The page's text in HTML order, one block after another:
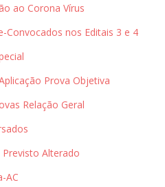
ao Corona Vírus
Convocados nos Editais 3 e 4
Prova Objetiva
Relação Geral
Alterado
AC